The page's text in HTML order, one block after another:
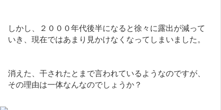
しかし、２０００年代後半になると徐々に露出が減って
いき、現在ではあまり見かけなくなってしまいました。
消えた、干されたとまで言われているようなのですが、
その理由は一体なんなのでしょうか？